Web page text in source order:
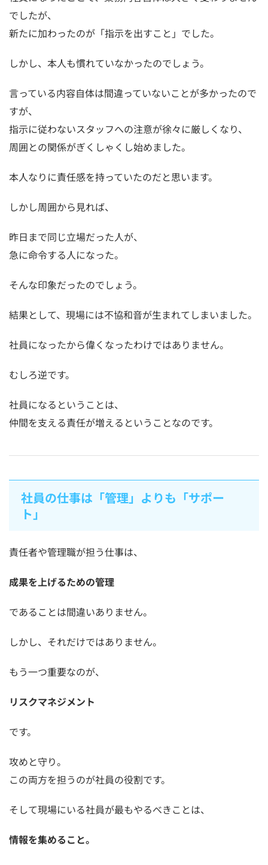
でしたが、
新たに加わったのが「指示を出すこと」でした。
しかし、本人も慣れていなかったのでしょう。
言っている内容自体は間違っていないことが多かったので
すが、
指示に従わないスタッフへの注意が徐々に厳しくなり、
周囲との関係がぎくしゃくし始めました。
本人なりに責任感を持っていたのだと思います。
しかし周囲から見れば、
昨日まで同じ立場だった人が、
急に命令する人になった。
そんな印象だったのでしょう。
結果として、現場には不協和音が生まれてしまいました。
社員になったから偉くなったわけではありません。
むしろ逆です。
社員になるということは、
仲間を支える責任が増えるということなのです。
社員の仕事は「管理」よりも「サポー
ト」
責任者や管理職が担う仕事は、
成果を上げるための管理
であることは間違いありません。
しかし、それだけではありません。
もう一つ重要なのが、
リスクマネジメント
です。
攻めと守り。
この両方を担うのが社員の役割です。
そして現場にいる社員が最もやるべきことは、
情報を集めること。